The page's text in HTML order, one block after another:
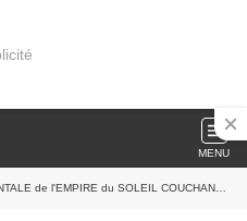
MENU
du SOLEIL COUCHANT ! (Humour enfin presque...)